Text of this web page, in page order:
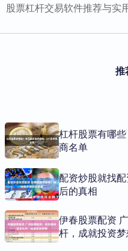
股票杠杆交易软件推荐与实
推
杠杆股票有哪
商名单
配资炒股就找
后的真相
伊春股票配资
杆，成就投资